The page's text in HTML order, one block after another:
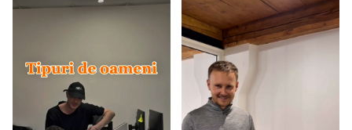
Covoare 160x200
Covoare 160x220
Covoare 160x230
Covoare 170x240
Covoare 180x260